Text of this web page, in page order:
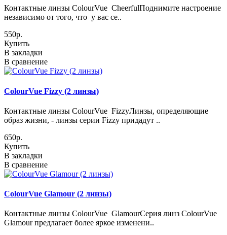
Контактные линзы ColourVue CheerfulПоднимите настроение
независимо от того, что у вас се..
550р.
Купить
В закладки
В сравнение
ColourVue Fizzy (2 линзы)
Контактные линзы ColourVue FizzyЛинзы, определяющие
образ жизни, - линзы серии Fizzy придадут ..
650р.
Купить
В закладки
В сравнение
ColourVue Glamour (2 линзы)
Контактные линзы ColourVue GlamourСерия линз ColourVue
Glamour предлагает более яркое изменени..